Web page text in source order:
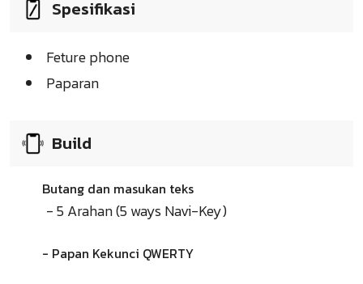
Spesifikasi
Feture phone
Paparan
Build
Butang dan masukan teks
- 5 Arahan (5 ways Navi-Key)
- Papan Kekunci QWERTY